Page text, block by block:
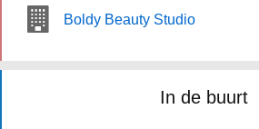
Boldy Beauty Studio
In de buurt